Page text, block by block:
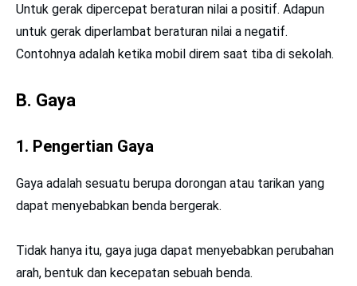
Untuk gerak dipercepat beraturan nilai a positif. Adapun
untuk gerak diperlambat beraturan nilai a negatif.
Contohnya adalah ketika mobil direm saat tiba di sekolah.
B. Gaya
1. Pengertian Gaya
Gaya adalah sesuatu berupa dorongan atau tarikan yang
dapat menyebabkan benda bergerak.
Tidak hanya itu, gaya juga dapat menyebabkan perubahan
arah, bentuk dan kecepatan sebuah benda.